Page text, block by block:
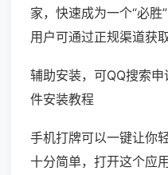
家，快速成为一个“必
用户可通过正规渠道获取
辅助安装，可QQ搜索
件安装教程
手机打牌可以一键让你
十分简单，打开这个应